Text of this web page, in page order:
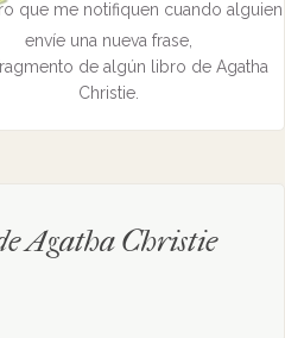
que me notifiquen cuando alguien
envíe una nueva frase,
de algún libro de Agatha
Christie.
Agatha Christie